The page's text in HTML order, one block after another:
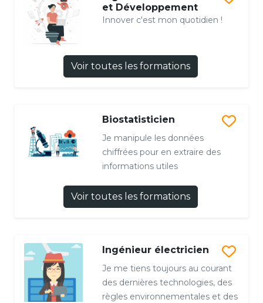
et Développement
Innover c'est mon quotidien !
Voir toutes les formations
Biostatisticien
Je manipule les données
chiffrées pour en extraire des
informations utiles
Voir toutes les formations
Ingénieur électricien
Je me tiens toujours au courant
des dernières technologies, des
règles environnementales et des